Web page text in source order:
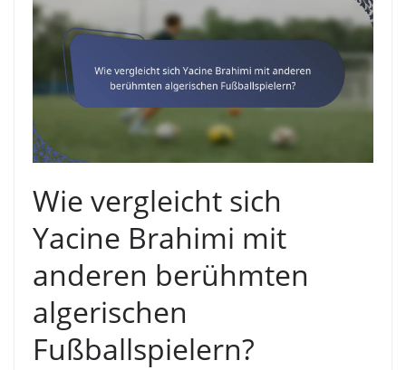
Wie vergleicht sich
Yacine Brahimi mit
anderen berühmten
algerischen
Fußballspielern?